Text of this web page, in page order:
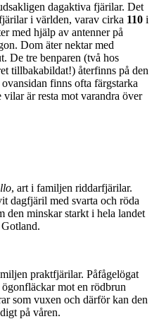
dagaktiva fjärilar. Det
i världen, varav cirka 110 i
med hjälp av antenner på
Dom äter nektar med
De tre benparen (två hos
tillbakabildat!) återfinns på den
finns ofta färgstarka
är resta mot varandra över
, art i familjen riddarfjärilar.
dagfjäril med svarta och röda
den minskar starkt i hela landet
praktfjärilar. Påfågelögat
mot en rödbrun
som vuxen och därför kan den
på våren.